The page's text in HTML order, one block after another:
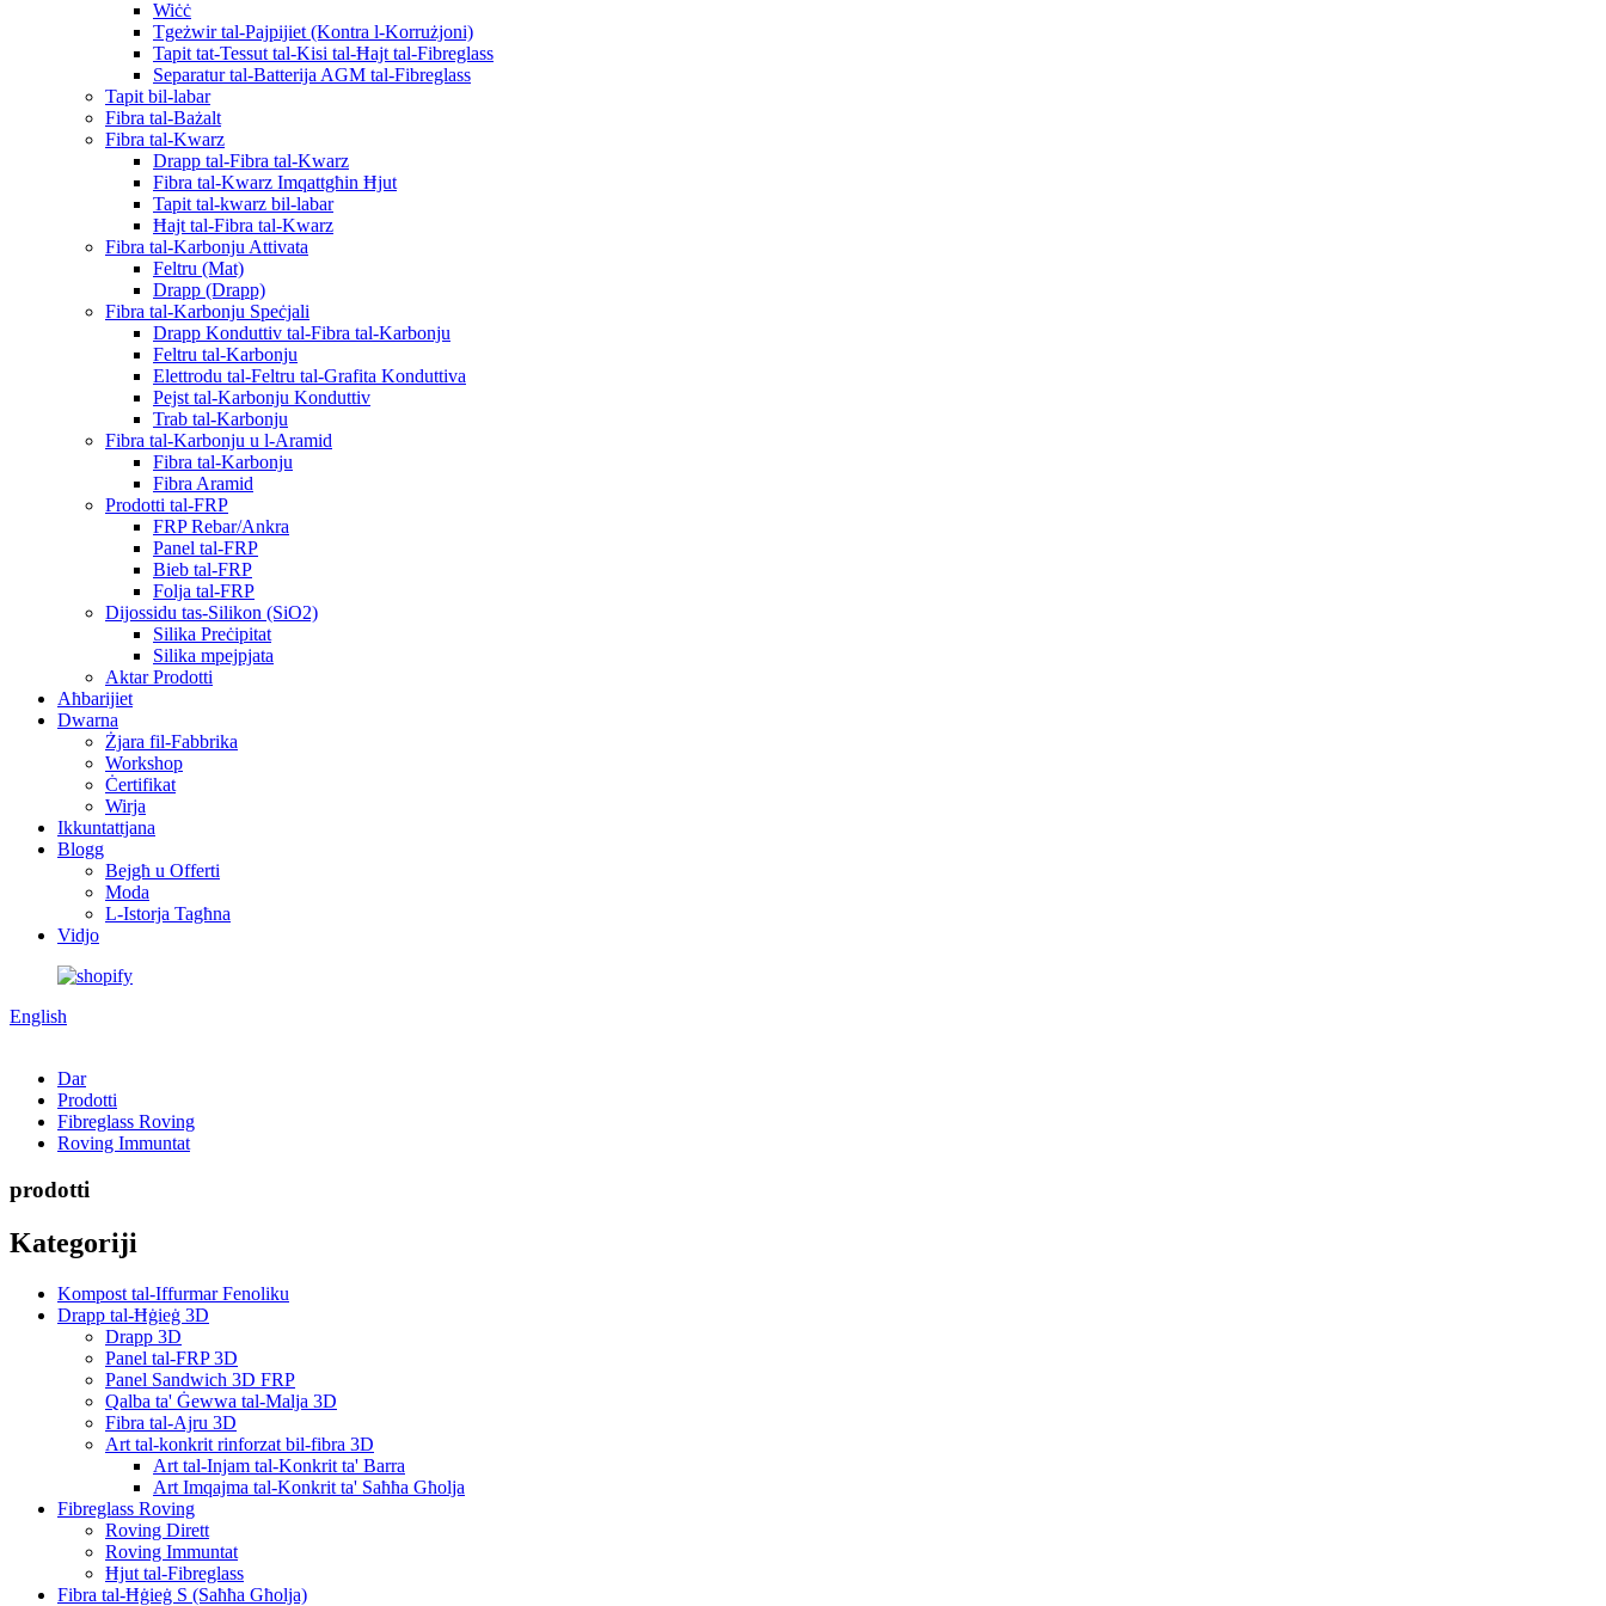
Wiċċ
Tgeżwir tal-Pajpijiet (Kontra l-Korrużjoni)
Tapit tat-Tessut tal-Kisi tal-Ħajt tal-Fibreglass
Separatur tal-Batterija AGM tal-Fibreglass
Tapit bil-labar
Fibra tal-Bażalt
Fibra tal-Kwarz
Drapp tal-Fibra tal-Kwarz
Fibra tal-Kwarz Imqattgħin Ħjut
Tapit tal-kwarz bil-labar
Ħajt tal-Fibra tal-Kwarz
Fibra tal-Karbonju Attivata
Feltru (Mat)
Drapp (Drapp)
Fibra tal-Karbonju Speċjali
Drapp Konduttiv tal-Fibra tal-Karbonju
Feltru tal-Karbonju
Elettrodu tal-Feltru tal-Grafita Konduttiva
Pejst tal-Karbonju Konduttiv
Trab tal-Karbonju
Fibra tal-Karbonju u l-Aramid
Fibra tal-Karbonju
Fibra Aramid
Prodotti tal-FRP
FRP Rebar/Ankra
Panel tal-FRP
Bieb tal-FRP
Folja tal-FRP
Dijossidu tas-Silikon (SiO2)
Silika Preċipitat
Silika mpejpjata
Aktar Prodotti
Aħbarijiet
Dwarna
Żjara fil-Fabbrika
Workshop
Ċertifikat
Wirja
Ikkuntattjana
Blogg
Bejgħ u Offerti
Moda
L-Istorja Tagħna
Vidjo
English
Dar
Prodotti
Fibreglass Roving
Roving Immuntat
prodotti
Kategoriji
Kompost tal-Iffurmar Fenoliku
Drapp tal-Ħġieġ 3D
Drapp 3D
Panel tal-FRP 3D
Panel Sandwich 3D FRP
Qalba ta' Ġewwa tal-Malja 3D
Fibra tal-Ajru 3D
Art tal-konkrit rinforzat bil-fibra 3D
Art tal-Injam tal-Konkrit ta' Barra
Art Imqajma tal-Konkrit ta' Saħħa Għolja
Fibreglass Roving
Roving Dirett
Roving Immuntat
Ħjut tal-Fibreglass
Fibra tal-Ħġieġ S (Saħħa Għolja)